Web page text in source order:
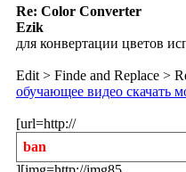
Re: Color Converter
Ezik
для конвертации цветов
Edit > Finde and Replace >
обучающее видео скачать
[url=http://
ban